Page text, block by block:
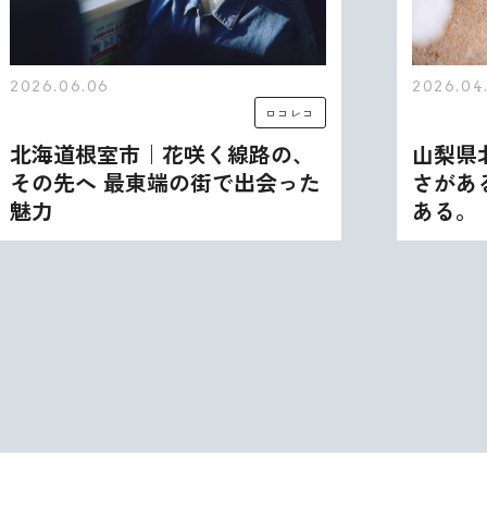
2026.06.06
ロコレコ
北海道根室市｜花咲く線路の、
その先へ 最東端の街で出会った
魅力
山梨県
さがあ
ある。